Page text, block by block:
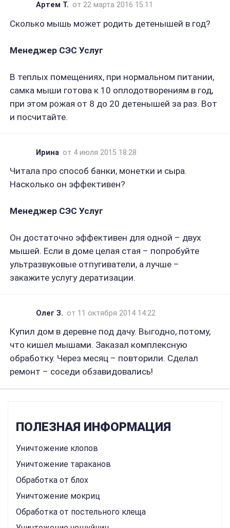
Артем Т. от 22 марта 2016 15:11
Сколько мышь может родить детенышей в год?
Менеджер СЭС Услуг
В теплых помещениях, при нормальном питании,
самка мыши готова к 10 оплодотворениям в год,
при этом рожая от 8 до 20 детенышей за раз. Вот
и посчитайте.
Ирина от 4 июля 2015 18:28
Читала про способ банки, монетки и сыра.
Насколько он эффективен?
Менеджер СЭС Услуг
Он достаточно эффективен для одной – двух
мышей. Если в доме целая стая – попробуйте
ультразвуковые отпугиватели, а лучше –
закажите услугу дератизации.
Олег З. от 11 октября 2014 14:22
Купил дом в деревне под дачу. Выгодно, потому,
что кишел мышами. Заказал комплексную
обработку. Через месяц – повторили. Сделал
ремонт – соседи обзавидовались!
ПОЛЕЗНАЯ ИНФОРМАЦИЯ
Уничтожение клопов
Уничтожение тараканов
Обработка от блох
Уничтожение мокриц
Обработка от постельного клеща